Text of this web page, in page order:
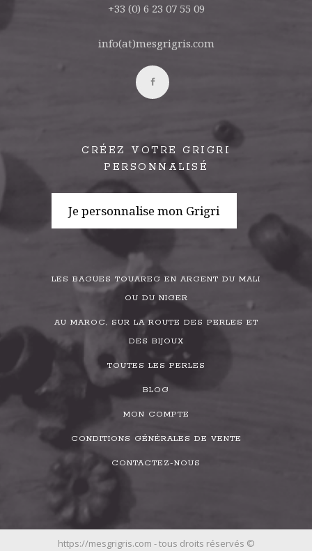
+33 (0) 6 23 07 55 09
info(at)mesgrigris.com
CRÉEZ VOTRE GRIGRI
PERSONNALISÉ
Je personnalise mon Grigri
LES BAGUES TOUAREG EN ARGENT DU MALI
OU DU NIGER
AU MAROC, SUR LA ROUTE DES PERLES ET
DES BIJOUX
TOUTES LES PERLES
BLOG
MON COMPTE
CONDITIONS GÉNÉRALES DE VENTE
CONTACTEZ-NOUS
https://mesgrigris.com - tous droits réservés ©